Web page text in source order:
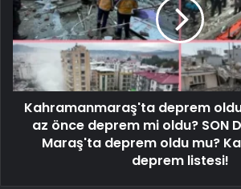
Kahramanmaraş'ta deprem
az önce deprem mi oldu? SON
Maraş'ta deprem oldu mu?
deprem listesi!